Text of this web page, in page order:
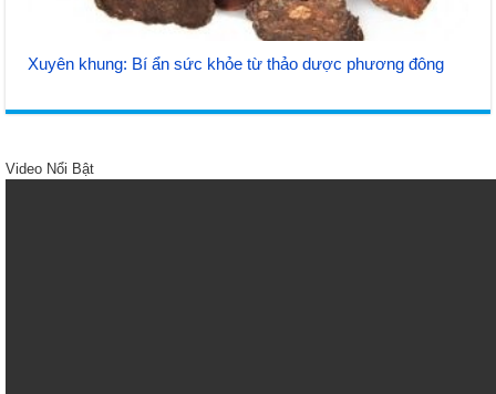
Xuyên khung: Bí ẩn sức khỏe từ thảo dược phương đông
Video Nổi Bật